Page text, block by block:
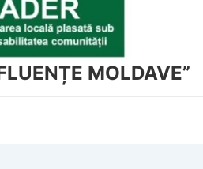
MOLDAVE”